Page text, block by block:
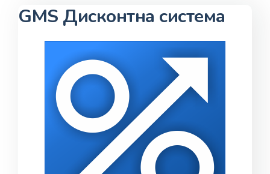
GMS Дисконтна система